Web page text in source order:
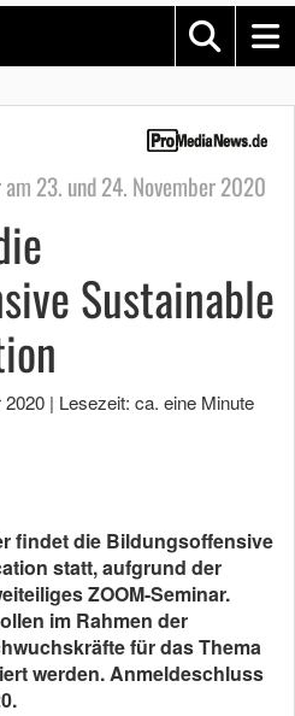
23. und 24. November 2020
Sustainable
2020 | Lesezeit: ca. eine Minute
findet die Bildungsoffensive
statt, aufgrund der
ZOOM-Seminar.
im Rahmen der
für das Thema
werden. Anmeldeschluss